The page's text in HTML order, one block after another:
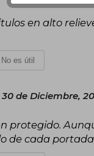
en alto
No es útil
de Diciembre,
protegido.
de cada